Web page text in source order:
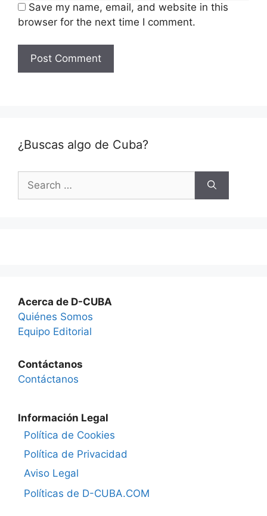
Save my name, email, and website in this
browser for the next time I comment.
¿Buscas algo de Cuba?
for:
Acerca de D-CUBA
Quiénes Somos
Equipo Editorial
Contáctanos
Contáctanos
Información Legal
Política de Cookies
Política de Privacidad
Aviso Legal
Políticas de D-CUBA.COM